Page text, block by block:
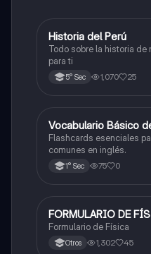
Ciencias Sociales
Historia del Perú
Todo sobre la historia
para ti
5° Sec 1,070 25
VInglés
Vocabulario Básico
Flashcards esenciales
comunes en inglés.
1° Sec 75 0
Física
FORMULARIO DE
Formulario de Física
Otros 1,302 45